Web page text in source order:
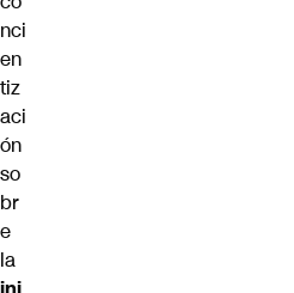
nci
en
tiz
aci
ón
so
br
e
la